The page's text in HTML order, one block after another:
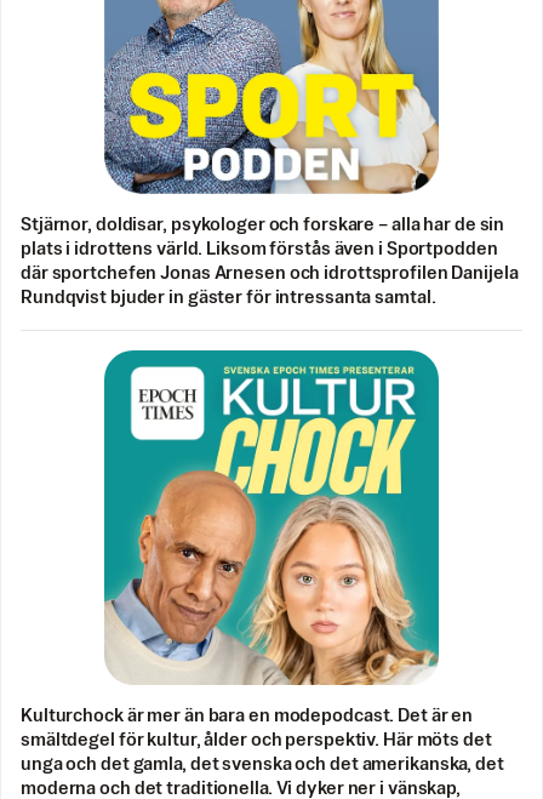
Stjärnor, doldisar, psykologer och forskare – alla har de sin
plats i idrottens värld. Liksom förstås även i Sportpodden
där sportchefen Jonas Arnesen och idrottsprofilen Danijela
Rundqvist bjuder in gäster för intressanta samtal.
Kulturchock är mer än bara en modepodcast. Det är en
smältdegel för kultur, ålder och perspektiv. Här möts det
unga och det gamla, det svenska och det amerikanska, det
moderna och det traditionella. Vi dyker ner i vänskap,